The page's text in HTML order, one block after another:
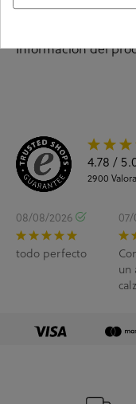
Ciudados y limpieza
Información del
4.78 /
2900
08/08/2026
todo perfecto
un